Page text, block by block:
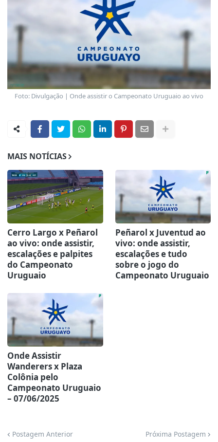
Foto: Divulgação | Onde assistir o Campeonato Uruguaio ao vivo
MAIS NOTÍCIAS
Cerro Largo x Peñarol
ao vivo: onde assistir,
escalações e palpites
do Campeonato
Uruguaio
Peñarol x Juventud ao
vivo: onde assistir,
escalações e tudo
sobre o jogo do
Campeonato Uruguaio
Onde Assistir
Wanderers x Plaza
Colônia pelo
Campeonato Uruguaio
– 07/06/2025
Postagem Anterior Próxima Postagem